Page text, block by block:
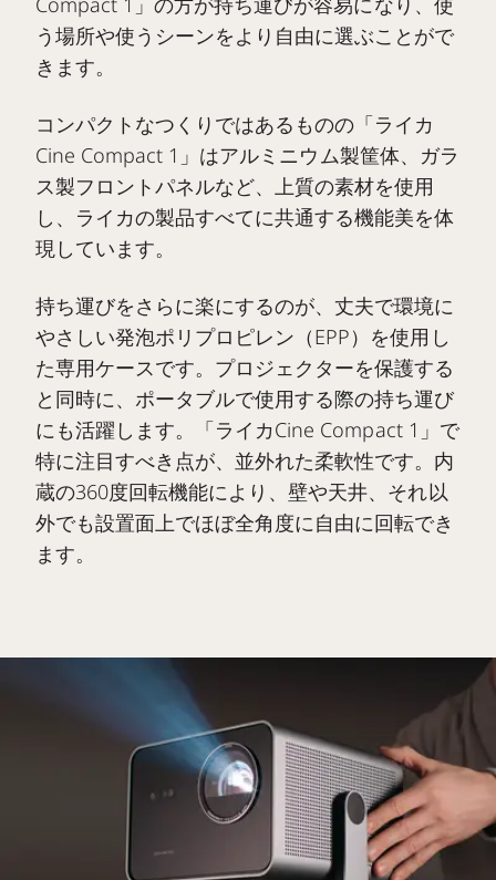
う場所や使うシーンをより自由に選ぶことがで
きます。
コンパクトなつくりではあるものの「ライカ
Cine Compact 1」はアルミニウム製筐体、ガラ
ス製フロントパネルなど、上質の素材を使用
し、ライカの製品すべてに共通する機能美を体
現しています。
持ち運びをさらに楽にするのが、丈夫で環境に
やさしい発泡ポリプロピレン（EPP）を使用し
た専用ケースです。プロジェクターを保護する
と同時に、ポータブルで使用する際の持ち運び
にも活躍します。「ライカCine Compact 1」で
特に注目すべき点が、並外れた柔軟性です。内
蔵の360度回転機能により、壁や天井、それ以
外でも設置面上でほぼ全角度に自由に回転でき
ます。